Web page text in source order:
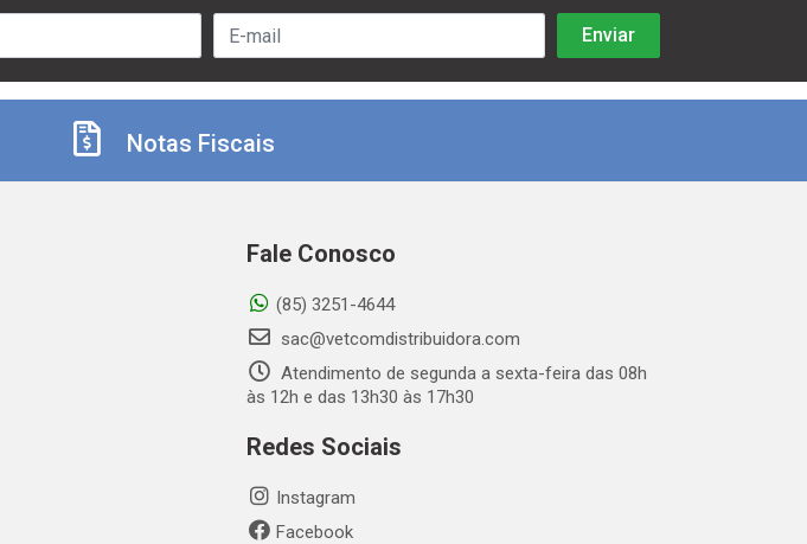
Notas Fiscais
Fale Conosco
(85) 3251-4644
sac@vetcomdistribuidora.com
Atendimento de segunda a sexta-feira das 08h
às 12h e das 13h30 às 17h30
Redes Sociais
Instagram
Facebook